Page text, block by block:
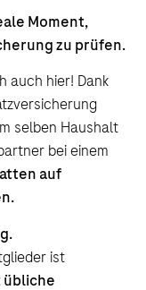
Moment,
zu prüfen.
auch hier! Dank
selben Haushalt
bei einem
auf
ist
übliche